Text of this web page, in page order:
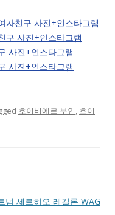
자친구 사진+인스타그램
구 사진+인스타그램
사진+인스타그램
사진+인스타그램
호이비에르 부인, 호이
넘 세르히오 레길론 WAG